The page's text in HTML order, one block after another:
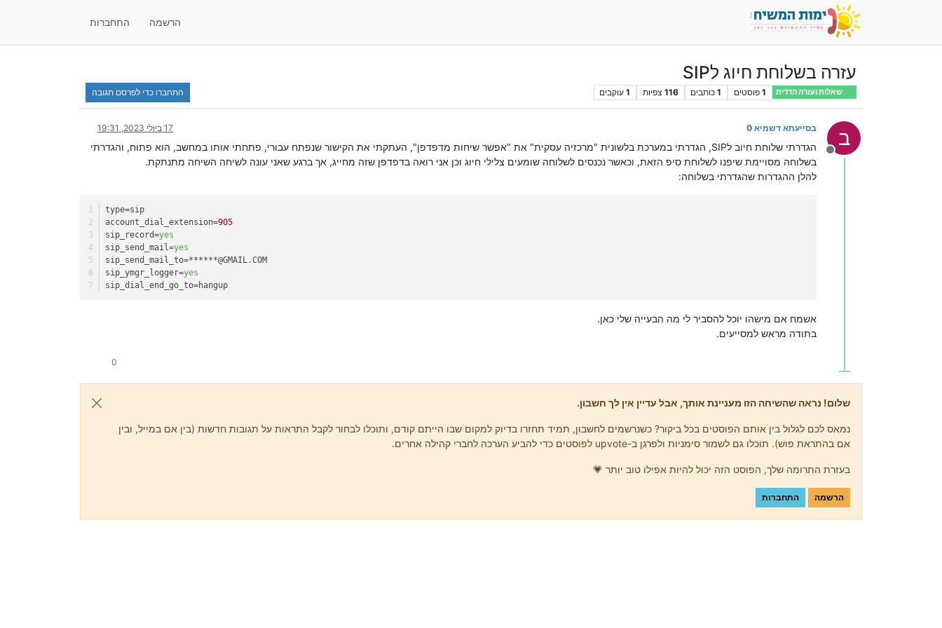
הרשמה התחברות
עזרה בשלוחת חיוג לSIP
שאלות ועזרה הדדית 1 פוסטים 1 כותבים 116 צפיות 1 עוקבים התחברו כדי לפרסם תגובה
ב
מנותק
בסייעתא דשמיא 0 17 ביולי 2023, 19:31
הגדרתי שלוחת חיוב לSIP, הגדרתי במערכת בלשונית "מרכזיה עסקית" את "אפשר שיחות מדפדפן", העתקתי את הקישור שנפתח עבורי, פתחתי אותו במחשב, הוא פתוח, והגדרתי
בשלוחה מסויימת שיפנו לשלוחת סיפ הזאת, וכאשר נכנסים לשלוחה שומעים צלילי חיוג וכן אני רואה בדפדפן שזה מחייג, אך ברגע שאני עונה לשיחה השיחה מתנתקת.
להלן ההגדרות שהגדרתי בשלוחה:
type=sip
account_dial_extension=905
sip_record=yes
sip_send_mail=yes
sip_send_mail_to=******@GMAIL.COM
sip_ymgr_logger=yes
sip_dial_end_go_to=hangup
אשמח אם מישהו יוכל להסביר לי מה הבעייה שלי כאן.
בתודה מראש למסייעים.
0
שלום! נראה שהשיחה הזו מעניינת אותך, אבל עדיין אין לך חשבון.
נמאס לכם לגלול בין אותם הפוסטים בכל ביקור? כשנרשמים לחשבון, תמיד תחזרו בדיוק למקום שבו הייתם קודם, ותוכלו לבחור לקבל התראות על תגובות חדשות (בין אם במייל, ובין
אם בהתראת פוש). תוכלו גם לשמור סימניות ולפרגן ב-upvote לפוסטים כדי להביע הערכה לחברי קהילה אחרים.
בעזרת התרומה שלך, הפוסט הזה יכול להיות אפילו טוב יותר 💗
הרשמה התחברות